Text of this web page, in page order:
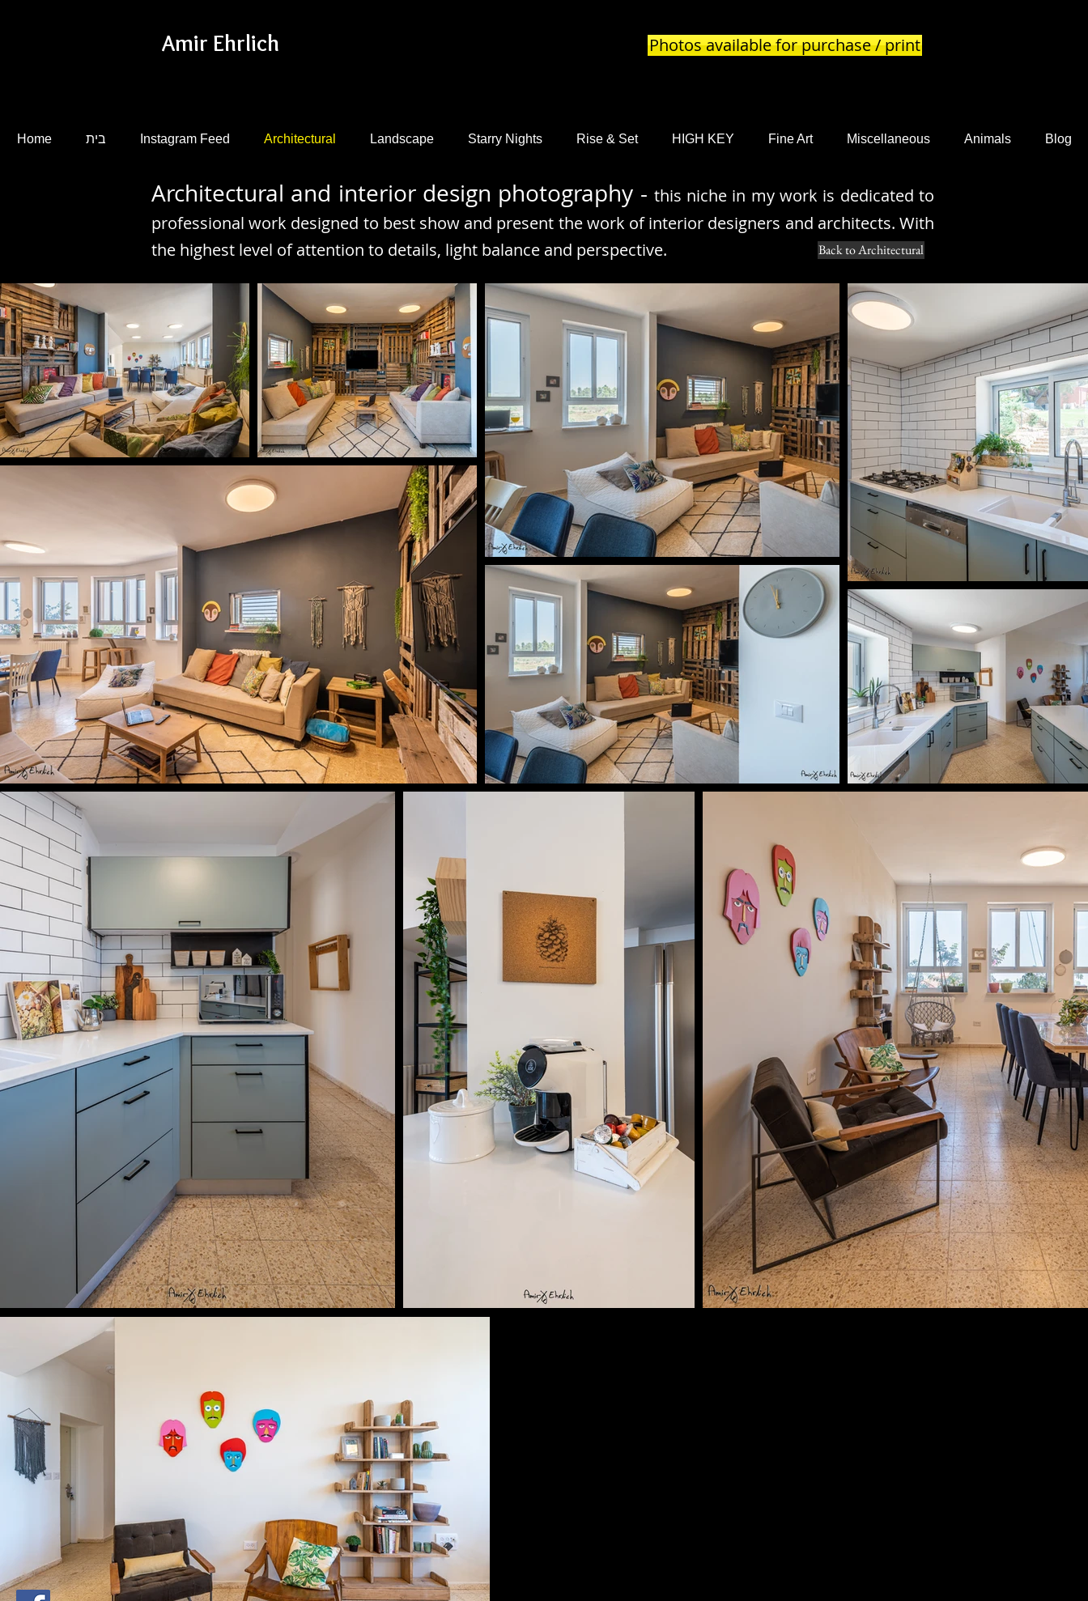
Amir Ehrlich Photos available for purchase / print
Home בית Instagram Feed Architectural Landscape Starry Nights Rise & Set HIGH KEY Fine Art Miscellaneous Animals Blog
Architectural and interior design photography - this niche in my work is dedicated to
professional work designed to best show and present the work of interior designers and architects. With
the highest level of attention to details, light balance and perspective. Back to Architectural